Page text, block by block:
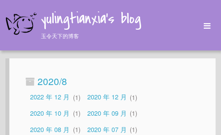
yulingtianxia's blog
玉令天下的博客
Home
Tags
About
2020/8
2022 年 12 月 1 2020 年 12 月
1
2020 年 10 月
1 2020 年 09 月
1
2020 年 08 月
1 2020 年 07 月
1